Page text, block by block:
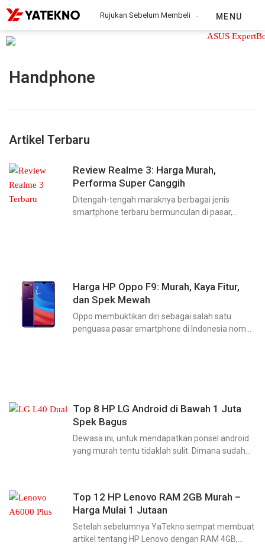
Rujukan Sebelum Membeli MENU
Handphone
Artikel Terbaru
Review Realme 3: Harga Murah,
Performa Super Canggih
Ditengah-tengah maraknya berbagai jenis
smartphone terbaru bermunculan di pasar,
Harga HP Oppo F9: Murah, Kaya Fitur,
dan Spek Mewah
Oppo membuktikan diri sebagai salah satu
penguasa pasar smartphone di Indonesia nomor
Top 8 HP LG Android di Bawah 1 Juta
Spek Bagus
Dewasa ini, untuk mendapatkan ponsel android
yang murah tentu tidaklah sulit. Dimana sudah
Top 12 HP Lenovo RAM 2GB Murah –
Harga Mulai 1 Jutaan
Setelah sebelumnya YaTekno sempat membuat
artikel tentang HP Lenovo dengan RAM 4GB,